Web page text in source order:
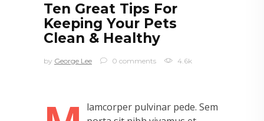
Ten Great Tips For
Keeping Your Pets
Clean & Healthy
by George Lee 0 comments 4.6k
lamcorper pulvinar pede. Sem